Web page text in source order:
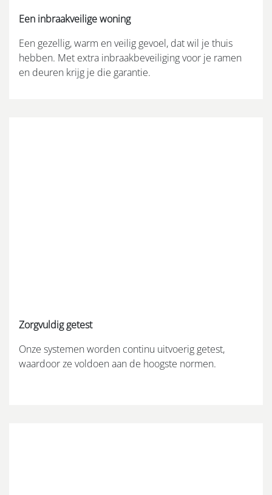
Een inbraakveilige woning
Een gezellig, warm en veilig gevoel, dat wil je thuis
hebben. Met extra inbraakbeveiliging voor je ramen
en deuren krijg je die garantie.
Zorgvuldig getest
Onze systemen worden continu uitvoerig getest,
waardoor ze voldoen aan de hoogste normen.